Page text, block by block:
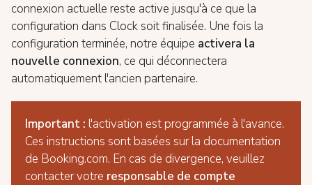
connexion actuelle reste active jusqu'à ce que la
configuration dans Clock soit finalisée. Une fois la
configuration terminée, notre équipe activera la
nouvelle connexion, ce qui déconnectera
automatiquement l'ancien partenaire.
Important : l'activation est programmée à l'avance.
Ces instructions sont basées sur la documentation
de Booking.com. En cas de divergence, veuillez
contacter votre responsable de compte